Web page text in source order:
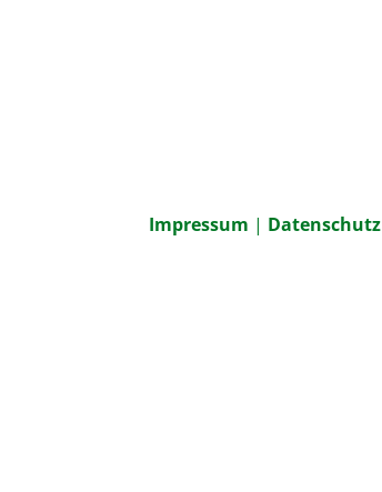
Impressum | Datenschutz